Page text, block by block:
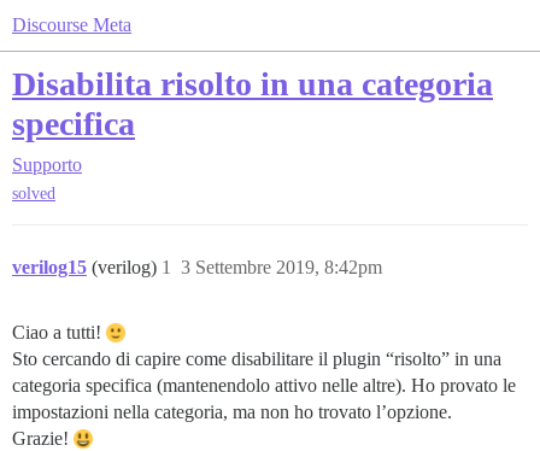
Discourse Meta
Disabilita risolto in una categoria
specifica
Supporto
solved
verilog15 (verilog) 3 Settembre 2019, 8:42pm
1
Ciao a tutti!
Sto cercando di capire come disabilitare il plugin “risolto” in una
categoria specifica (mantenendolo attivo nelle altre). Ho provato le
impostazioni nella categoria, ma non ho trovato l’opzione.
Grazie!